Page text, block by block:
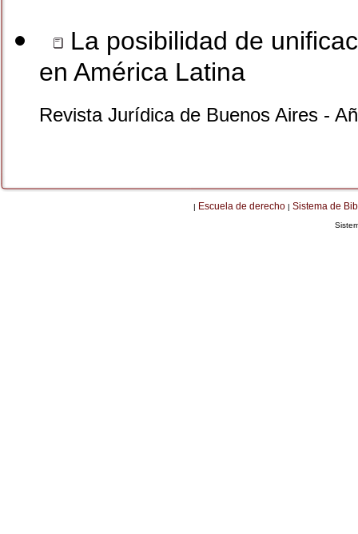
La posibilidad de
en América Latina
Revista Jurídica de Buenos Aires -
| Escuela de derecho | Sistema de